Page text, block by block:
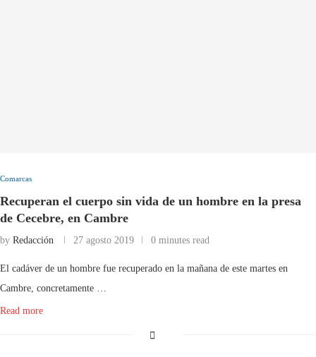
Comarcas
Recuperan el cuerpo sin vida de un hombre en la presa
de Cecebre, en Cambre
by Redacción 27 agosto 2019 0 minutes read
El cadáver de un hombre fue recuperado en la mañana de este martes en
Cambre, concretamente …
Read more